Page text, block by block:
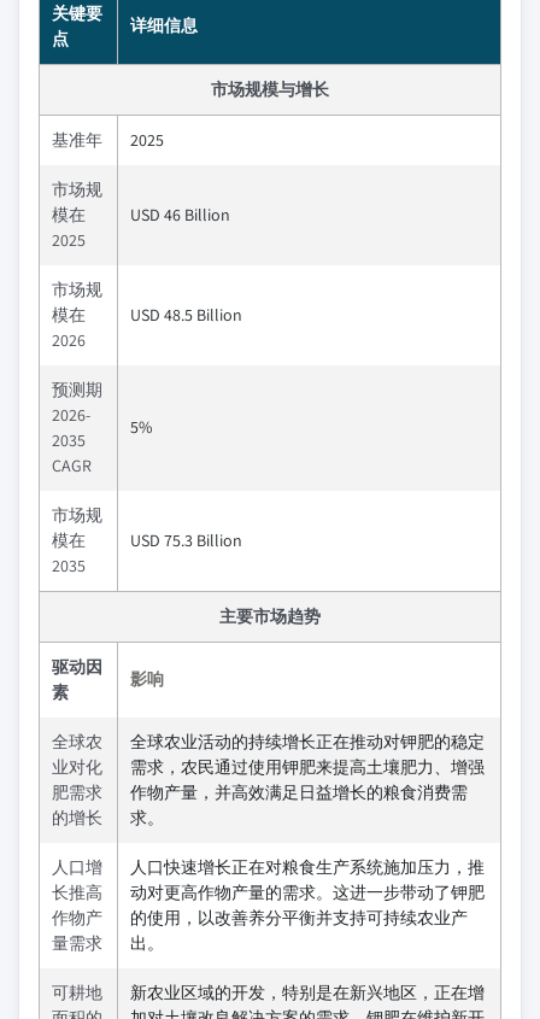
关键要
点
详细信息
市场规模与增长
基准年 2025
市场规
模在
2025
USD 46 Billion
市场规
模在
2026
USD 48.5 Billion
预测期
2026-
2035
CAGR
5%
市场规
模在
2035
USD 75.3 Billion
主要市场趋势
驱动因
素
影响
全球农
业对化
肥需求
的增长
全球农业活动的持续增长正在推动对钾肥的稳定
需求，农民通过使用钾肥来提高土壤肥力、增强
作物产量，并高效满足日益增长的粮食消费需
求。
人口增
长推高
作物产
量需求
人口快速增长正在对粮食生产系统施加压力，推
动对更高作物产量的需求。这进一步带动了钾肥
的使用，以改善养分平衡并支持可持续农业产
出。
可耕地
新农业区域的开发，特别是在新兴地区，正在增